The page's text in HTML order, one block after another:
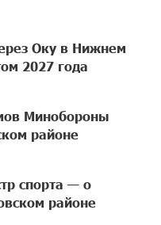
Оку в Нижнем
2027 года
Минобороны
районе
спорта — о
районе